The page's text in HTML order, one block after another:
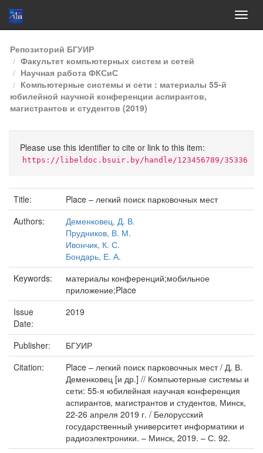
Skip
navigation
Репозиторий БГУИР
Факультет компьютерных систем и сетей
Научная работа ФКСиС
Компьютерные системы и сети : материалы 55-й
юбилейной научной конференции аспирантов,
магистрантов и студентов (2019)
Please use this identifier to cite or link to this item:
https://libeldoc.bsuir.by/handle/123456789/35336
Title:
Place – легкий поиск парковочных мест
Authors:
Деменковец, Д. В.
Прудников, В. М.
Ивончик, К. С.
Бондарь, Е. А.
Keywords:
материалы конференций;мобильное
приложение;Place
Issue
Date:
2019
Publisher:
БГУИР
Citation:
Place – легкий поиск парковочных мест / Д. В.
Деменковец [и др.] // Компьютерные системы и
сети: 55-я юбилейная научная конференция
аспирантов, магистрантов и студентов, Минск,
22-26 апреля 2019 г. / Белорусский
государственный университет информатики и
радиоэлектроники. – Минск, 2019. – С. 92.